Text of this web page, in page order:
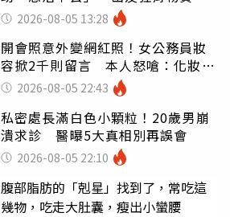
山：台灣真的是寶島
2026-08-05 13:28
開會照意外變網紅照！女公務員妝
容掀2千則留言 本人怒嗆：化妝有
錯嗎2026-08-05 22:43
私密處長滿白色小顆粒！20歲男崩
潰求診 醫曝5大真相別再誤會
2026-08-05 22:10
腹部脂肪的「剋星」找到了，常吃這
幾物，吃走大肚囊，瘦出小蠻腰